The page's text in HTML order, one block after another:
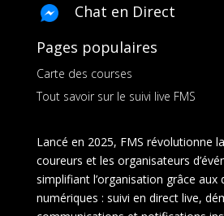
Chat en Direct
Pages populaires
Carte des courses
Tout savoir sur le suivi live FMS
Lancé en 2025, FMS révolutionne
coureurs et les organisateurs
simplifiant l’organisation grâce aux
numériques : suivi en direct live,